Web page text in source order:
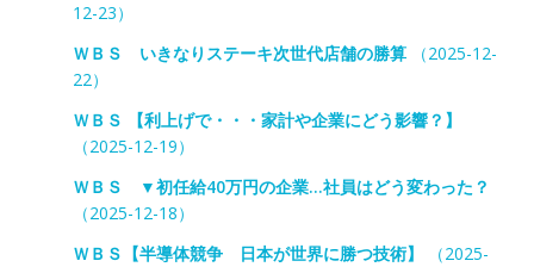
12-23）
ＷＢＳ いきなりステーキ次世代店舗の勝算（2025-12-
22）
ＷＢＳ 【利上げで・・・家計や企業にどう影響？】
（2025-12-19）
ＷＢＳ ▼初任給40万円の企業…社員はどう変わった？
（2025-12-18）
ＷＢＳ【半導体競争 日本が世界に勝つ技術】
（2025-